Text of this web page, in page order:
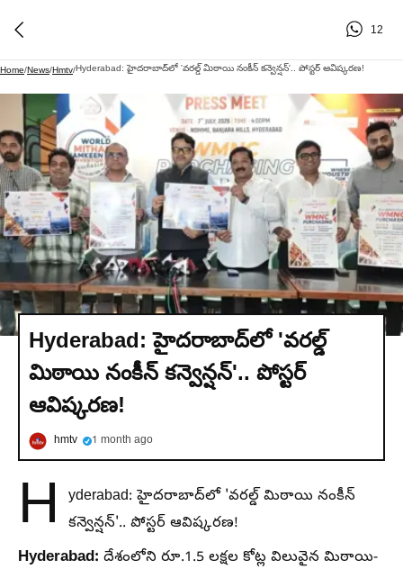
12
Home/News/Hmtv/Hyderabad: హైదరాబాద్‌లో 'వరల్డ్ మిఠాయి నంకీన్ కన్వెన్షన్'.. పోస్టర్ ఆవిష్కరణ!
Hyderabad: హైదరాబాద్‌లో 'వరల్డ్
మిఠాయి నంకీన్ కన్వెన్షన్'.. పోస్టర్
ఆవిష్కరణ!
hmtv 1 month ago
H
yderabad: హైదరాబాద్‌లో 'వరల్డ్ మిఠాయి నంకీన్
కన్వెన్షన్'.. పోస్టర్ ఆవిష్కరణ!
Hyderabad: దేశంలోని రూ.1.5 లక్షల కోట్ల విలువైన మిఠాయి-